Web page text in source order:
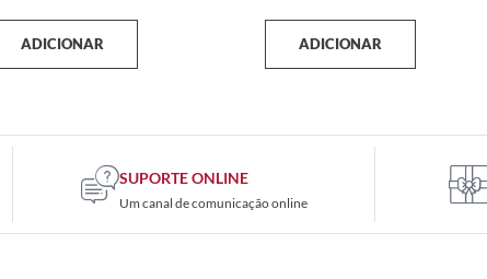
ADICIONAR ADICIONAR
SUPORTE ONLINE
Um canal de comunicação online